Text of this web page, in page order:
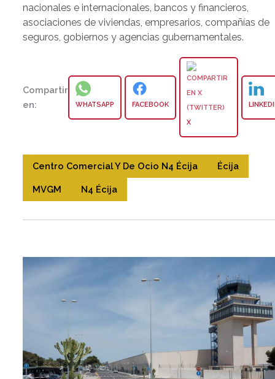
nacionales e internacionales, bancos y financieros,
asociaciones de viviendas, empresarios, compañías de
seguros, gobiernos y agencias gubernamentales.
Compartir
en:
WHATSAPP FACEBOOK
X
Centro Comercial Y De Ocio N4 Écija Écija
MVGM N4 Écija